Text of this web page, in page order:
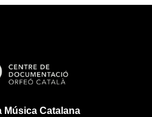
Música Catalana